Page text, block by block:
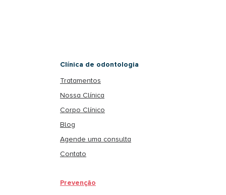
Clínica de odontologia
Tratamentos
Nossa Clínica
Corpo Clínico
Blog
Agende uma consulta
Contato
Prevenção